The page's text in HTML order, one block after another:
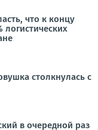
что к концу
логистических
столкнулась с
в очередной раз